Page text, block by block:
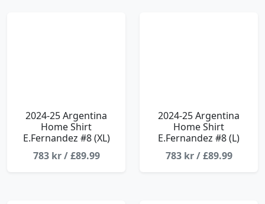
2024-25 Argentina
Home Shirt
E.Fernandez #8 (XL)
783 kr / £89.99
2024-25 Argentina
Home Shirt
E.Fernandez #8 (L)
783 kr / £89.99